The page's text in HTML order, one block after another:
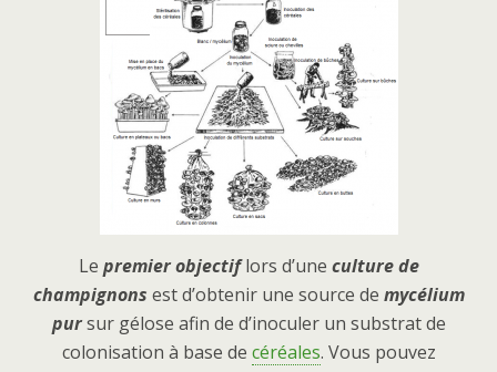
Le premier objectiflors d’une culture de
champignons est d’obtenir une source de mycélium
pursur gélose afin de d’inoculer un substrat de
colonisation à base de céréales. Vous pouvez